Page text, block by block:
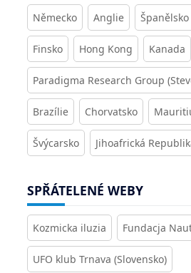
Německo Anglie Španělsko
Finsko Hong Kong Kanada
Paradigma Research Group
Brazílie Chorvatsko
Švýcarsko Jihoafrická
SPŘÁTELENÉ WEBY
Kozmicka iluzia Fundacja
UFO klub Trnava (Slovensko)